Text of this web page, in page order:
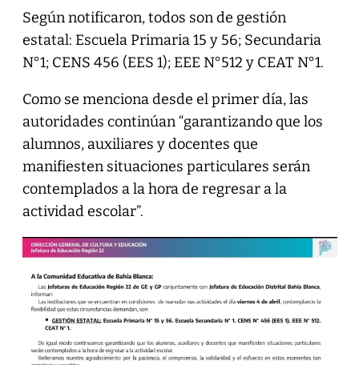
Según notificaron, todos son de gestión
estatal: Escuela Primaria 15 y 56; Secundaria
N°1; CENS 456 (EES 1); EEE N°512 y CEAT N°1.
Como se menciona desde el primer día, las
autoridades continúan “garantizando que los
alumnos, auxiliares y docentes que
manifiesten situaciones particulares serán
contemplados a la hora de regresar a la
actividad escolar”.